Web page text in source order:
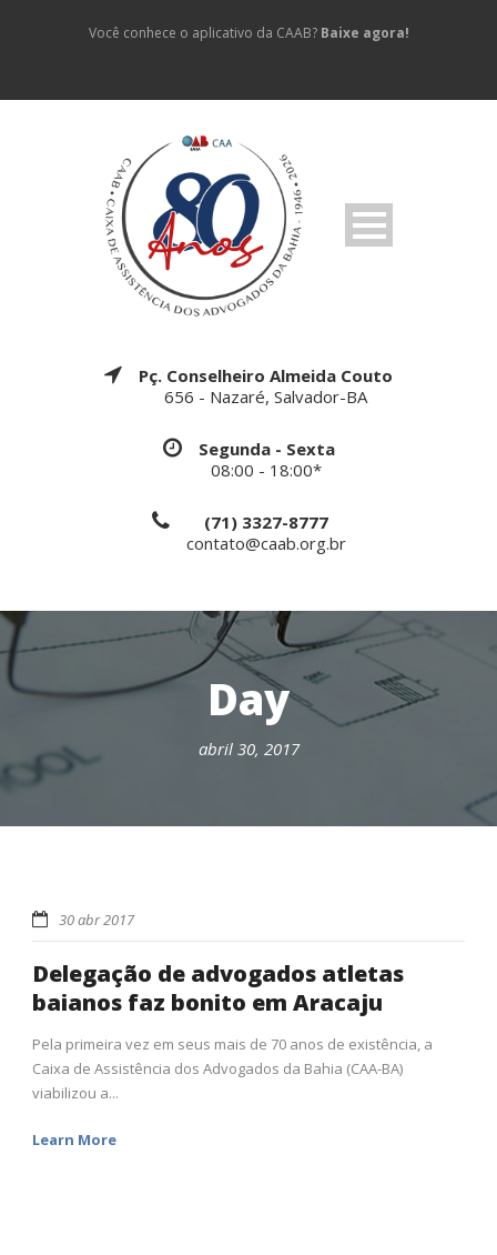
Você conhece o aplicativo da CAAB? Baixe agora!
Pç. Conselheiro Almeida Couto
656 - Nazaré, Salvador-BA
Segunda - Sexta
08:00 - 18:00*
(71) 3327-8777
contato@caab.org.br
Day
abril 30, 2017
30 abr 2017
Delegação de advogados atletas
baianos faz bonito em Aracaju
Pela primeira vez em seus mais de 70 anos de existência, a
Caixa de Assistência dos Advogados da Bahia (CAA-BA)
viabilizou a...
Learn More